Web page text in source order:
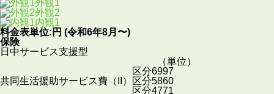
外観1
外観2
内観1
料金表単位:円 (令和6年8月〜)
保険
日中サービス支援型
共同生活援助サービス費（II）
（単位）
区分6997
区分5860
区分4771